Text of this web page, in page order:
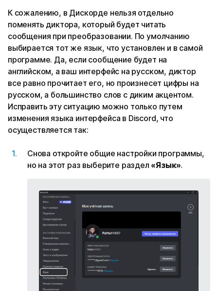
К сожалению, в Дискорде нельзя отдельно
поменять диктора, который будет читать
сообщения при преобразовании. По умолчанию
выбирается тот же язык, что установлен и в самой
программе. Да, если сообщение будет на
английском, а ваш интерфейс на русском, диктор
все равно прочитает его, но произнесет цифры на
русском, а большинство слов с диким акцентом.
Исправить эту ситуацию можно только путем
изменения языка интерфейса в Discord, что
осуществляется так:
Снова откройте общие настройки программы,
но на этот раз выберите раздел «Язык».